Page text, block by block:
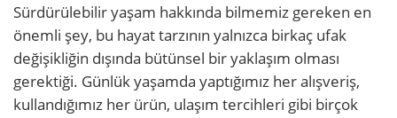
Sürdürülebilir yaşam hakkında bilmemiz gereken en
önemli şey, bu hayat tarzının yalnızca birkaç ufak
değişikliğin dışında bütünsel bir yaklaşım olması
gerektiği. Günlük yaşamda yaptığımız her alışveriş,
kullandığımız her ürün, ulaşım tercihleri gibi birçok